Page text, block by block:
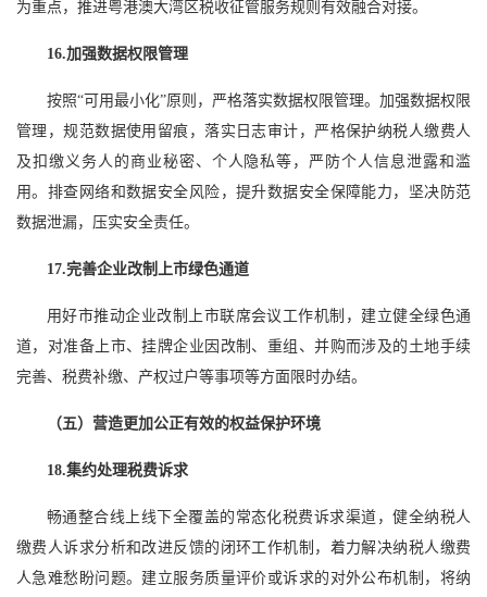
为重点，推进粤港澳大湾区税收征管服务规则有效融合对接。
16.加强数据权限管理
按照“可用最小化”原则，严格落实数据权限管理。加强数据权限
管理，规范数据使用留痕，落实日志审计，严格保护纳税人缴费人
及扣缴义务人的商业秘密、个人隐私等，严防个人信息泄露和滥
用。排查网络和数据安全风险，提升数据安全保障能力，坚决防范
数据泄漏，压实安全责任。
17.完善企业改制上市绿色通道
用好市推动企业改制上市联席会议工作机制，建立健全绿色通
道，对准备上市、挂牌企业因改制、重组、并购而涉及的土地手续
完善、税费补缴、产权过户等事项等方面限时办结。
（五）营造更加公正有效的权益保护环境
18.集约处理税费诉求
畅通整合线上线下全覆盖的常态化税费诉求渠道，健全纳税人
缴费人诉求分析和改进反馈的闭环工作机制，着力解决纳税人缴费
人急难愁盼问题。建立服务质量评价或诉求的对外公布机制，将纳